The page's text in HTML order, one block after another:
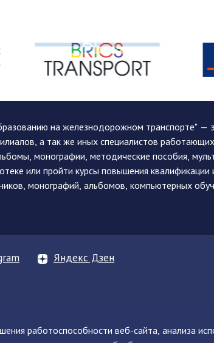
работоспособности веб-сайта, анализа
на железнодорожном транспорте" —
а так же иных специалистов
монографии, методические пособия,
или пройти курсы повышения
монографий, альбомов, компьютерных
Яндекс Дзен